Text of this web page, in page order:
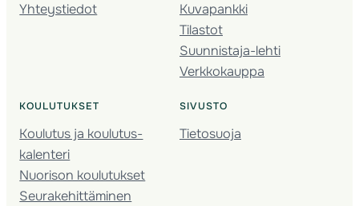
Yhteystiedot
Kuvapankki
Tilastot
Suunnistaja-lehti
Verkkokauppa
KOULUTUKSET
Koulutus ja koulutus­
kalenteri
Nuorison koulutukset
Seura­kehittäminen
SIVUSTO
Tietosuoja